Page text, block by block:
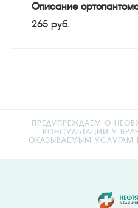
Описание
265 руб.
ПРЕДУПРЕЖДАЕМ О
КОНСУЛЬТАЦИИ У
ОКАЗЫВАЕМЫМ УСЛУГАМ